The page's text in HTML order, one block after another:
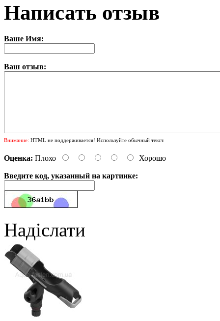
Написать отзыв
Ваше Имя:
Ваш отзыв:
Внимание: HTML не поддерживается! Используйте обычный текст.
Оценка: Плохо Хорошо
Введите код, указанный на картинке:
Надіслати